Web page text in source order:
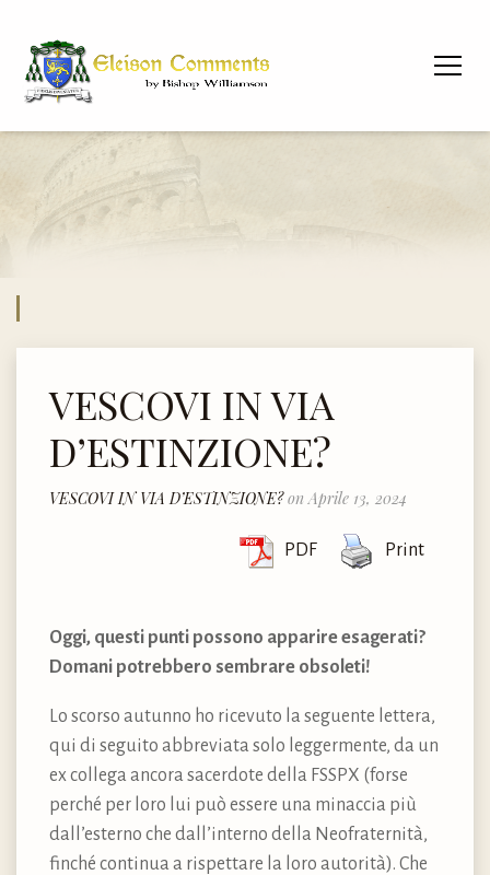
VESCOVI IN VIA
D’ESTINZIONE?
VESCOVI IN VIA D’ESTINZIONE?on Aprile 13, 2024
PDF Print
Oggi, questi punti possono apparire esagerati?
Domani potrebbero sembrare obsoleti!
Lo scorso autunno ho ricevuto la seguente lettera,
qui di seguito abbreviata solo leggermente, da un
ex collega ancora sacerdote della FSSPX (forse
perché per loro lui può essere una minaccia più
dall’esterno che dall’interno della Neofraternità,
finché continua a rispettare la loro autorità). Che